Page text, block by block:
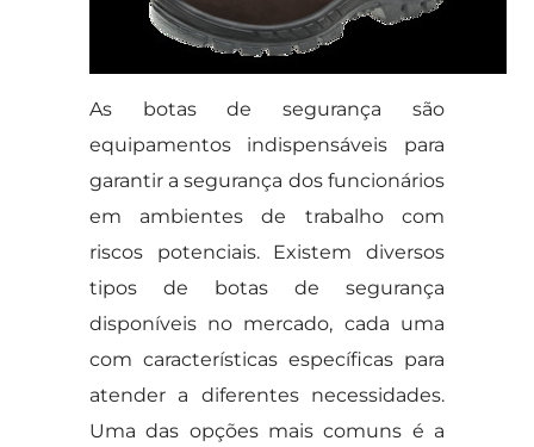
As botas de segurança são
equipamentos indispensáveis para
garantir a segurança dos funcionários
em ambientes de trabalho com
riscos potenciais. Existem diversos
tipos de botas de segurança
disponíveis no mercado, cada uma
com características específicas para
atender a diferentes necessidades.
Uma das opções mais comuns é a